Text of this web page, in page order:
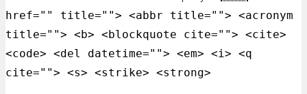
href="" title=""> <abbr title=""> <acronym
title=""> <b> <blockquote cite=""> <cite>
<code> <del datetime=""> <em> <i> <q
cite=""> <s> <strike> <strong>